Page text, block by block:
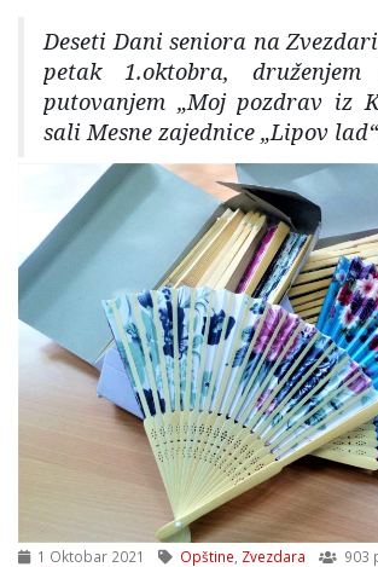
Deseti Dani seniora na
petak 1.oktobra,
putovanjem „Moj pozdrav iz
sali Mesne zajednice „Lipov
1 Oktobar 2021 Opštine Zvezdara
903